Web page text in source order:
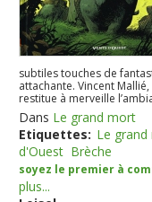
subtiles touches de
attachante. Vincent
restitue à merveille
Dans Le grand mort
Etiquettes: Le
d'Ouest Brèche
soyez le premier à
plus...